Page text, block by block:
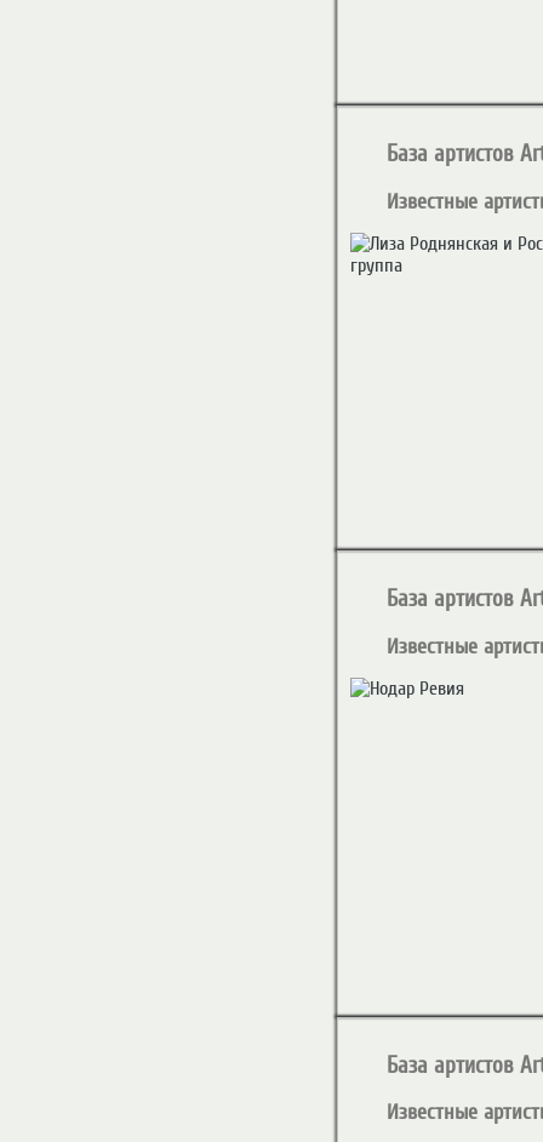
База артистов
Известные
База артистов
Известные
База артистов
Известные